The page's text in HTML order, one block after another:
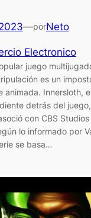
—porNeto
Electronico
juego
es un
animada. Innersloth,
detrás del
con CBS
lo informado por
se basa…